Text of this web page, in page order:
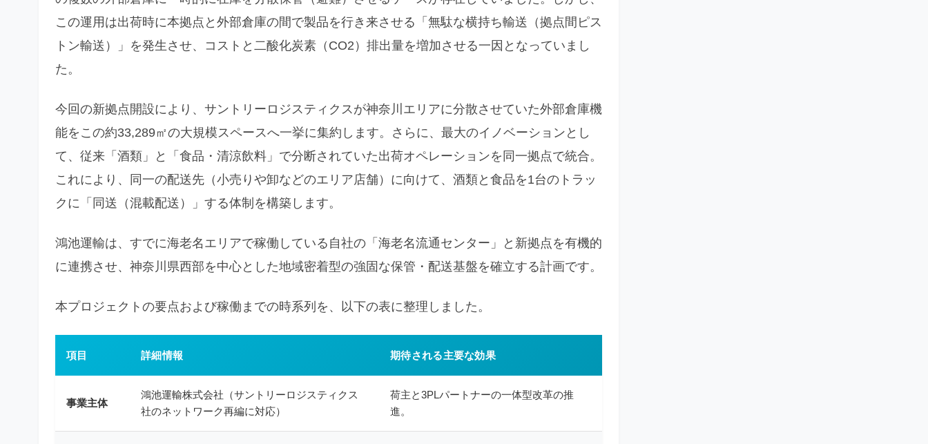
この運用は出荷時に本拠点と外部倉庫の間で製品を行き来させる「無駄な横持ち輸送（拠点間ピス
トン輸送）」を発生させ、コストと二酸化炭素（CO2）排出量を増加させる一因となっていまし
た。
今回の新拠点開設により、サントリーロジスティクスが神奈川エリアに分散させていた外部倉庫機
能をこの約33,289㎡の大規模スペースへ一挙に集約します。さらに、最大のイノベーションとし
て、従来「酒類」と「食品・清涼飲料」で分断されていた出荷オペレーションを同一拠点で統合。
これにより、同一の配送先（小売りや卸などのエリア店舗）に向けて、酒類と食品を1台のトラッ
クに「同送（混載配送）」する体制を構築します。
鴻池運輸は、すでに海老名エリアで稼働している自社の「海老名流通センター」と新拠点を有機的
に連携させ、神奈川県西部を中心とした地域密着型の強固な保管・配送基盤を確立する計画です。
本プロジェクトの要点および稼働までの時系列を、以下の表に整理しました。
項目 詳細情報 期待される主要な効果
事業主体
鴻池運輸株式会社（サントリーロジスティクス
社のネットワーク再編に対応）
荷主と3PLパートナーの一体型改革の推
進。